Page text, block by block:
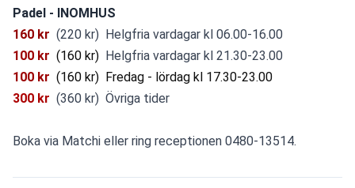
Padel - INOMHUS
160 kr (220 kr)  Helgfria vardagar kl 06.00-16.00
100 kr (160 kr) Helgfria vardagar kl 21.30-23.00
100 kr (160 kr) Fredag - lördag kl 17.30-23.00
300 kr (360 kr)  Övriga tider
Boka via Matchi eller ring receptionen 0480-13514.